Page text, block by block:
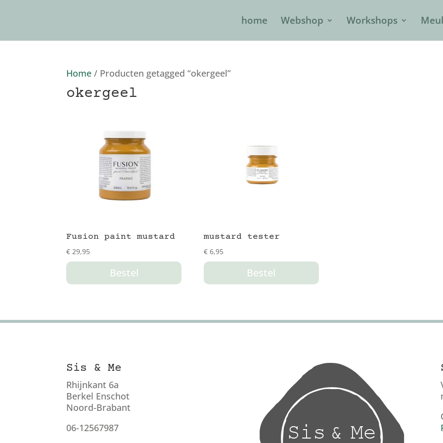
home Webshop Workshops
Home / Producten getagged “okergeel”
okergeel
Fusion paint mustard
€ 29,95
Bestel
mustard tester
€ 6,95
Bestel
Sis & Me
Rhijnkant 6a
Berkel Enschot
Noord-Brabant
06-12567987